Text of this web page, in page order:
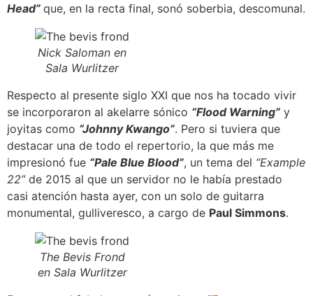
Head” que, en la recta final, sonó soberbia, descomunal.
Nick Saloman en
Sala Wurlitzer
Respecto al presente siglo XXI que nos ha tocado vivir
se incorporaron al akelarre sónico “Flood Warning” y
joyitas como “Johnny Kwango”. Pero si tuviera que
destacar una de todo el repertorio, la que más me
impresionó fue “Pale Blue Blood”, un tema del “Example
22”de 2015 al que un servidor no le había prestado
casi atención hasta ayer, con un solo de guitarra
monumental, gulliveresco, a cargo de Paul Simmons.
The Bevis Frond
en Sala Wurlitzer